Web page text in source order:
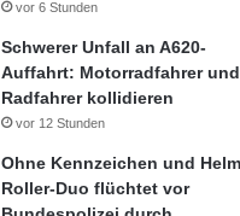
vor 6 Stunden
Schwerer Unfall an A620-
Auffahrt: Motorradfahrer und
Radfahrer kollidieren
vor 12 Stunden
Ohne Kennzeichen und
Roller-Duo flüchtet vor